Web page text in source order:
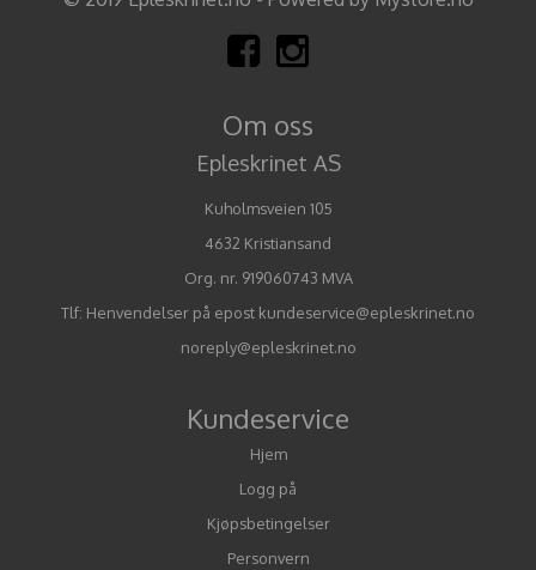
Om oss
Epleskrinet AS
Kuholmsveien 105
4632 Kristiansand
Org. nr. 919060743 MVA
Tlf: Henvendelser på epost kundeservice@epleskrinet.no
noreply@epleskrinet.no
Kundeservice
Hjem
Logg på
Kjøpsbetingelser
Personvern